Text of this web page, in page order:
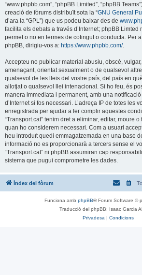
“www.phpbb.com”, “phpBB Limited”, “phpBB
creació de fòrums distribuït sota la “GNU General
d’ara la “GPL”) que us podeu baixar des de
facilita els debats a través d’Internet; phpBB
permet o no en termes de cotingut o conducta. Per
phpBB, dirigiu-vos a: https://www.phpbb.com/.
Accepteu no publicar material abusiu, obscè, vulgar,
amenaçant, orientat sexualment o de qualsevol
qualsevol de les lleis del vostre país, del país en
allotjat o qualsevol llei intenacional. Si ho feu, és
manera immediata i permanent, amb una
d’Internet si fos necessari. L’adreça IP de totes les
enregistrada per ajudar a fer complir aquestes
“Transport.cat” tenim dret a eliminar, editar, moure
quan ho considerem necessari. Com a usuari
heu introduït quedi emmagatzemada en una base
informació no es proporcionarà a tercers sense el
“Transport.cat” ni phpBB assumiran cap
sistema que pugui comprometre les dades.
Índex del fòrum
Funciona amb phpBB® Forum Software ©
Traducció del phpBB: Isaac Garcia
Privadesa | Condicions